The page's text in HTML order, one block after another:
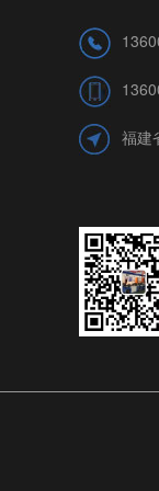
福建